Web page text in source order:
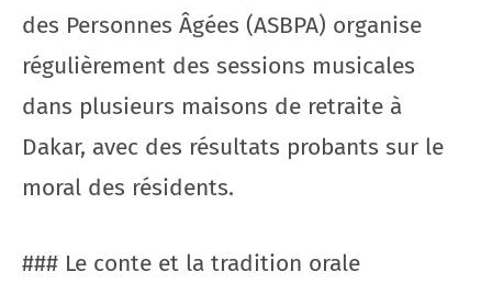
des Personnes Âgées (ASBPA) organise
régulièrement des sessions musicales
dans plusieurs maisons de retraite à
Dakar, avec des résultats probants sur le
moral des résidents.
### Le conte et la tradition orale